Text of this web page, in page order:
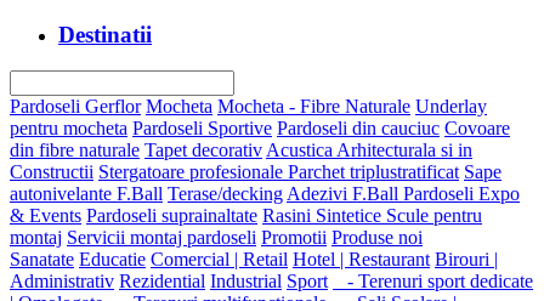
Destinatii
Pardoseli Gerflor Mocheta Mocheta - Fibre Naturale Underlay
pentru mocheta Pardoseli Sportive Pardoseli din cauciuc Covoare
din fibre naturale Tapet decorativAcustica Arhitecturala si in
Constructii Stergatoare profesionale Parchet triplustratificat Sape
autonivelante F.Ball Terase/deckingAdezivi F.Ball Pardoseli Expo
& Events Pardoseli suprainaltate Rasini Sintetice Scule pentru
montaj Servicii montaj pardoseli Promotii Produse noi
Sanatate Educatie Comercial | Retail Hotel | Restaurant Birouri |
Administrativ Rezidential Industrial Sport
- Terenuri sport dedicate